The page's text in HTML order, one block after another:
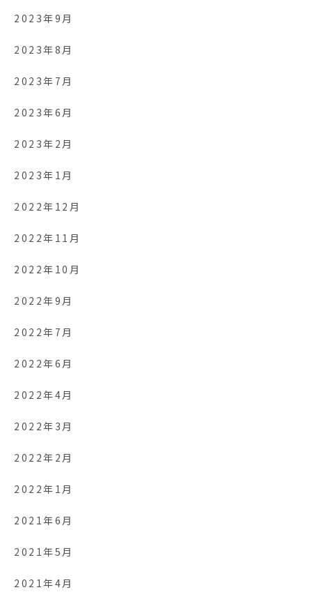
2023年9月
2023年8月
2023年7月
2023年6月
2023年2月
2023年1月
2022年12月
2022年11月
2022年10月
2022年9月
2022年7月
2022年6月
2022年4月
2022年3月
2022年2月
2022年1月
2021年6月
2021年5月
2021年4月